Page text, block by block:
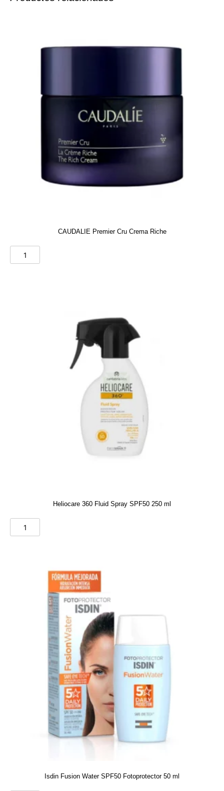
CAUDALIE Premier Cru Crema Riche
Heliocare 360 Fluid Spray SPF50 250 ml
Isdin Fusion Water SPF50 Fotoprotector 50 ml